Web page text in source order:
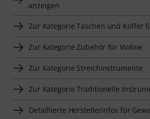
anzeigen
Zur Kategorie Taschen und Koffer
Zur Kategorie Zubehör für Violine
Zur Kategorie Streichinstrumente
Zur Kategorie Traditionelle
Detaillierte Herstellerinfos für Gewa